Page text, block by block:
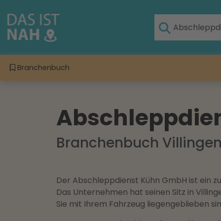
Branchenbuch
Branchenbuch
Der Abschleppdienst Kühn GmbH ist ein
Das Unternehmen hat seinen Sitz in
Sie mit Ihrem Fahrzeug liegengeblieben